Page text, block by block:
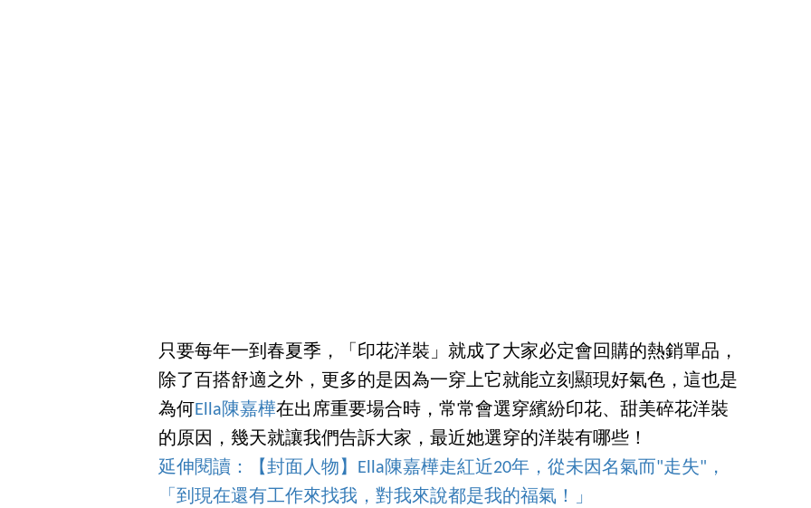
只要每年一到春夏季，「印花洋裝」就成了大家必定會回購的熱銷單品，
除了百搭舒適之外，更多的是因為一穿上它就能立刻顯現好氣色，這也是
為何 Ella陳嘉樺在出席重要場合時，常常會選穿繽紛印花、甜美碎花洋裝
的原因，幾天就讓我們告訴大家，最近她選穿的洋裝有哪些！
延伸閱讀：【封面人物】Ella陳嘉樺走紅近20年，從未因名氣而"走失"，
「到現在還有工作來找我，對我來說都是我的福氣！」